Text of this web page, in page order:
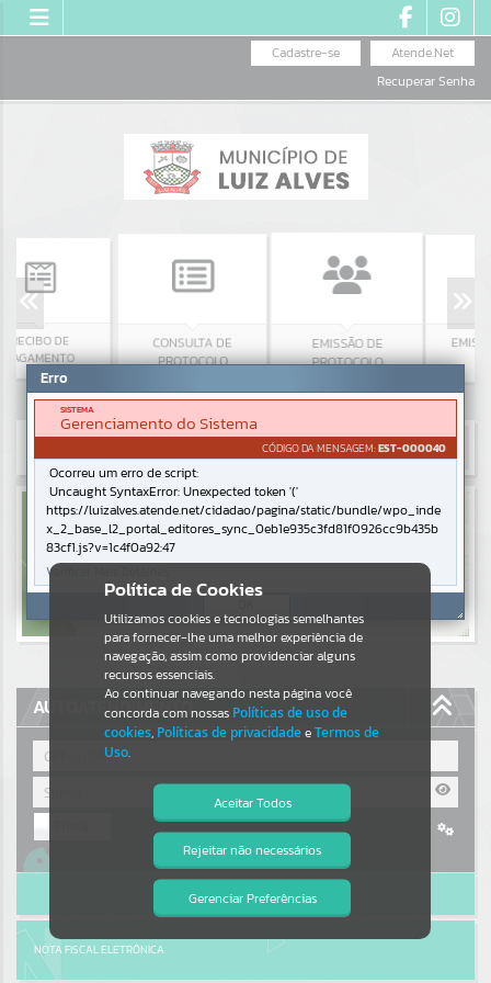
Atende.Net
Cadastre-se
Recuperar Senha
DE
CONSULTA DE
PROTOCOLO
EMISSÃO DE
PROTOCOLO
EMISSÃO
Resultados para""
Portais
Por favor, aguarde...
NOTÍCIAS
Por favor, aguarde...
Por favor, aguarde...
AUTOATENDIMENTO
Cadastre-se|Recuperar Senha
ACESSAR SEM LOGIN
NOTA FISCAL ELETRÔNICA
Política de Cookies
Utilizamos cookies e tecnologias semelhantes
para fornecer-lhe uma melhor experiência de
navegação, assim como providenciar alguns
recursos essenciais.
Ao continuar navegando nesta página você
concorda com nossas Políticas de uso de
cookies, Políticas de privacidadeeTermos de
Uso.
Aceitar Todos
Rejeitar não necessários
Gerenciar Preferências
Isto significa que diversos recursos
providenciados poderão não estar
Erro
SISTEMA
Gerenciamento do Sistema
CÓDIGO DA MENSAGEM:EST-000040
Ocorreu um erro de script:
Uncaught SyntaxError: Unexpected token '('
https://luizalves.atende.net/cidadao/pagina/static/bundle/wpo_inde
x_2_base_l2_portal_editores_sync_0eb1e935c3fd81f0926cc9b435b
83cf1.js?v=1c4f0a92:47
Verificar Mais Detalhes